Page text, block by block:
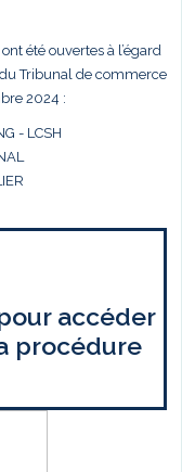
été ouvertes à l’égard
Tribunal de commerce
2024 :
- LCSH
accéder
procédure